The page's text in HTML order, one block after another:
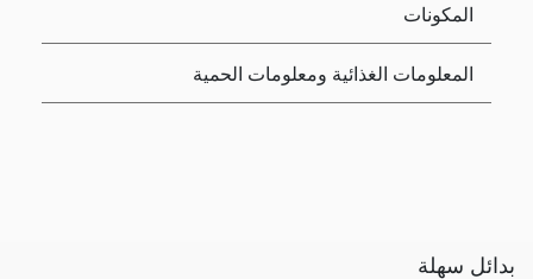
المكونات
المعلومات الغذائية ومعلومات الحمية
بدائل سهلة